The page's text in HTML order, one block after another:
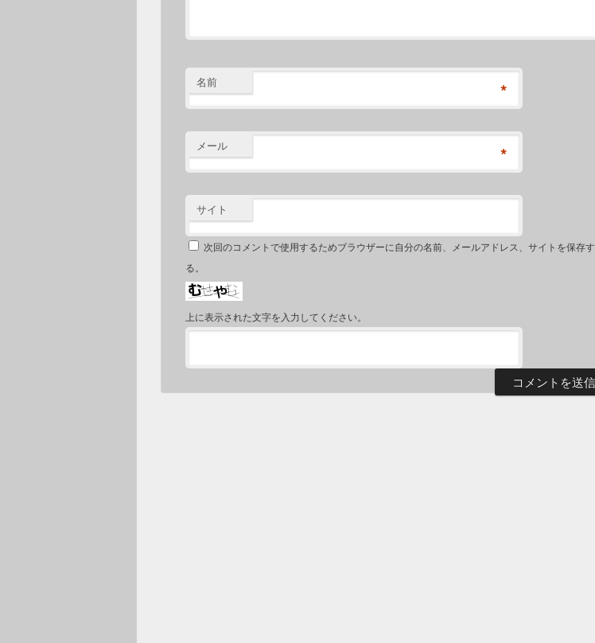
名前 *
メール *
サイト
次回のコメントで使用するためブラウザーに自分の名前、メールアドレス、サイトを保存す
る。
上に表示された文字を入力してください。